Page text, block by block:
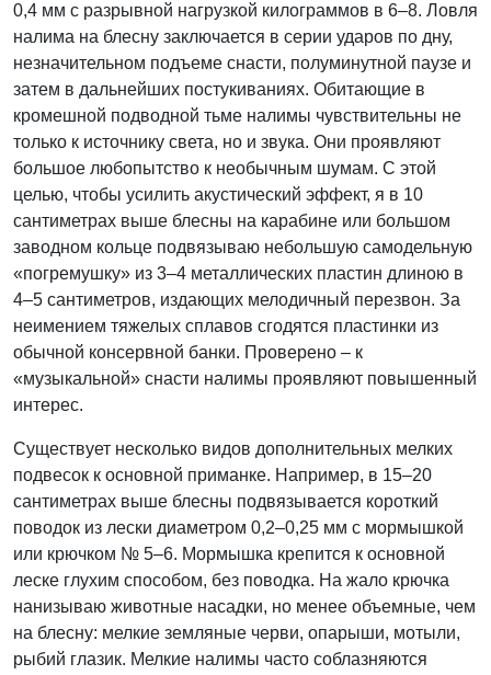
0,4 мм с разрывной нагрузкой килограммов в 6–8. Ловля
налима на блесну заключается в серии ударов по дну,
незначительном подъеме снасти, полуминутной паузе и
затем в дальнейших постукиваниях. Обитающие в
кромешной подводной тьме налимы чувствительны не
только к источнику света, но и звука. Они проявляют
большое любопытство к необычным шумам. С этой
целью, чтобы усилить акустический эффект, я в 10
сантиметрах выше блесны на карабине или большом
заводном кольце подвязываю небольшую самодельную
«погремушку» из 3–4 металлических пластин длиною в
4–5 сантиметров, издающих мелодичный перезвон. За
неимением тяжелых сплавов сгодятся пластинки из
обычной консервной банки. Проверено – к
«музыкальной» снасти налимы проявляют повышенный
интерес.
Существует несколько видов дополнительных мелких
подвесок к основной приманке. Например, в 15–20
сантиметрах выше блесны подвязывается короткий
поводок из лески диаметром 0,2–0,25 мм с мормышкой
или крючком № 5–6. Мормышка крепится к основной
леске глухим способом, без поводка. На жало крючка
нанизываю животные насадки, но менее объемные, чем
на блесну: мелкие земляные черви, опарыши, мотыли,
рыбий глазик. Мелкие налимы часто соблазняются